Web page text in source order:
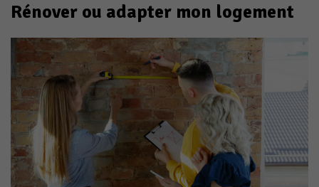
Rénover ou adapter mon logement